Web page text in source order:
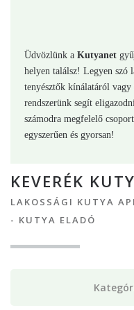
Üdvözlünk a Kutyanet
helyen találsz! Legyen szó
tenyésztők kínálatáról
rendszerünk segít
számodra megfelelő
egyszerűen és gyorsan!
KEVERÉK
LAKOSSÁGI KUTYA
- KUTYA ELADÓ